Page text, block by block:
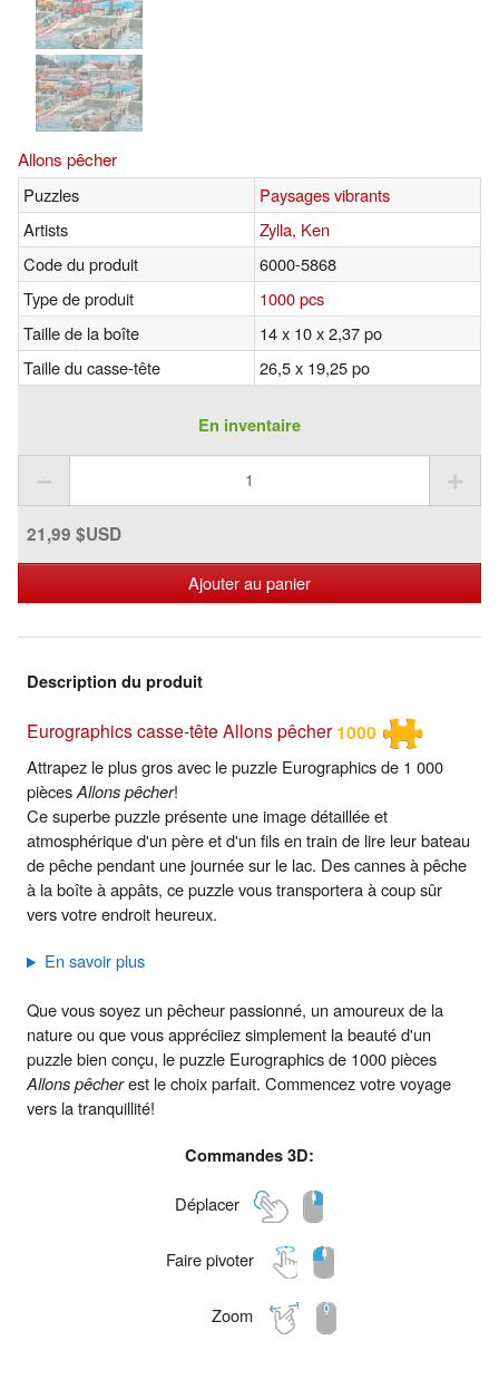
Allons pêcher
Puzzles
Paysages vibrants
Artists
Zylla, Ken
Code du produit
6000-5868
Type de produit
1000 pcs
Taille de la boîte
14 x 10 x 2,37 po
Taille du casse-tête
26,5 x 19,25 po
En inventaire
21,99 $USD
Ajouter au panier
Description du produit
Eurographics casse-tête Allons pêcher 1000
Attrapez le plus gros avec le puzzle Eurographics de 1 000
piècesAllons pêcher!
Ce superbe puzzle présente une image détaillée et
atmosphérique d'un père et d'un fils en train de lire leur bateau
de pêche pendant une journée sur le lac. Des cannes à pêche
à la boîte à appâts, ce puzzle vous transportera à coup sûr
vers votre endroit heureux.
En savoir plus
Que vous soyez un pêcheur passionné, un amoureux de la
nature ou que vous appréciiez simplement la beauté d'un
puzzle bien conçu, le puzzle Eurographics de 1000 pièces
Allons pêcherest le choix parfait. Commencez votre voyage
vers la tranquillité!
Commandes 3D:
Déplacer
Faire pivoter
Zoom